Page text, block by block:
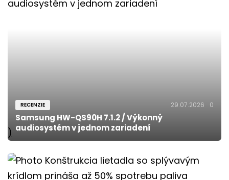
)
RECENZIE 29.07.2026 0
Samsung HW-QS90H 7.1.2 / Výkonný
audiosystém v jednom zariadení